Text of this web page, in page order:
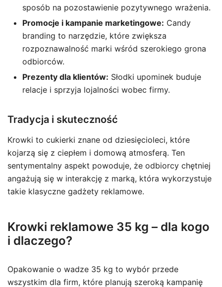
sposób na pozostawienie pozytywnego wrażenia.
Promocje i kampanie marketingowe: Candy
branding to narzędzie, które zwiększa
rozpoznawalność marki wśród szerokiego grona
odbiorców.
Prezenty dla klientów: Słodki upominek buduje
relacje i sprzyja lojalności wobec firmy.
Tradycja i skuteczność
Krowki to cukierki znane od dziesięcioleci, które
kojarzą się z ciepłem i domową atmosferą. Ten
sentymentalny aspekt powoduje, że odbiorcy chętniej
angażują się w interakcję z marką, która wykorzystuje
takie klasyczne gadżety reklamowe.
Krowki reklamowe 35 kg – dla kogo
i dlaczego?
Opakowanie o wadze 35 kg to wybór przede
wszystkim dla firm, które planują szeroką kampanię